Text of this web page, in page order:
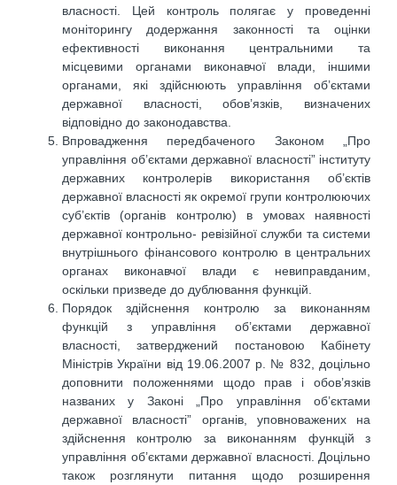
власності. Цей контроль полягає у проведенні
моніторингу додержання законності та оцінки
ефективності виконання центральними та
місцевими органами виконавчої влади, іншими
органами, які здійснюють управління об’єктами
державної власності, обов’язків, визначених
відповідно до законодавства.
Впровадження передбаченого Законом „Про
управління об’єктами державної власності” інституту
державних контролерів використання об’єктів
державної власності як окремої групи контролюючих
суб’єктів (органів контролю) в умовах наявності
державної контрольно- ревізійної служби та системи
внутрішнього фінансового контролю в центральних
органах виконавчої влади є невиправданим,
оскільки призведе до дублювання функцій.
Порядок здійснення контролю за виконанням
функцій з управління об’єктами державної
власності, затверджений постановою Кабінету
Міністрів України від 19.06.2007 р. № 832, доцільно
доповнити положеннями щодо прав і обов’язків
названих у Законі „Про управління об’єктами
державної власності” органів, уповноважених на
здійснення контролю за виконанням функцій з
управління об’єктами державної власності. Доцільно
також розглянути питання щодо розширення